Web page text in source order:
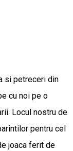
si petreceri din
cu noi pe o
Locul nostru de
pentru cel
joaca ferit de